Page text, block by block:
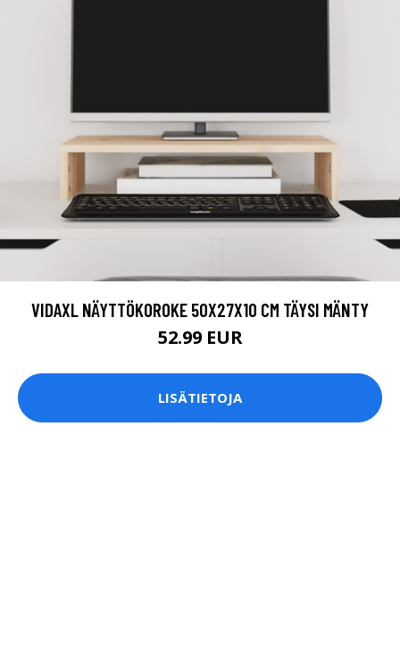
VIDAXL NÄYTTÖKOROKE 50X27X10 CM TÄYSI MÄNTY
52.99 EUR
LISÄTIETOJA